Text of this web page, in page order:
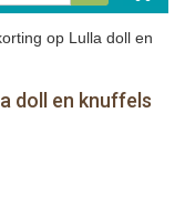
op Lulla doll en
doll en knuffels